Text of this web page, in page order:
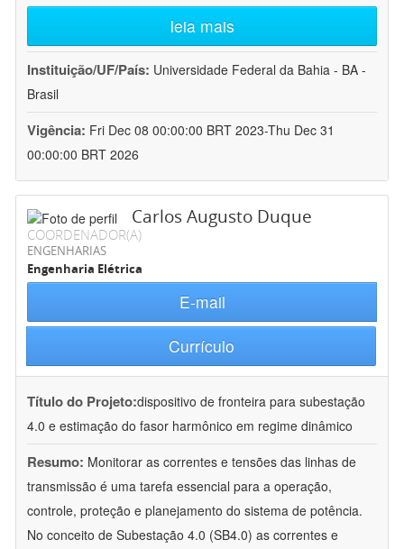
leia mais
Instituição/UF/País: Universidade Federal da Bahia - BA -
Brasil
Vigência: Fri Dec 08 00:00:00 BRT 2023-Thu Dec 31
00:00:00 BRT 2026
Carlos Augusto Duque
COORDENADOR(A)
ENGENHARIAS
Engenharia Elétrica
E-mail
Currículo
Título do Projeto:dispositivo de fronteira para subestação
4.0 e estimação do fasor harmônico em regime dinâmico
Resumo: Monitorar as correntes e tensões das linhas de
transmissão é uma tarefa essencial para a operação,
controle, proteção e planejamento do sistema de potência.
No conceito de Subestação 4.0 (SB4.0) as correntes e